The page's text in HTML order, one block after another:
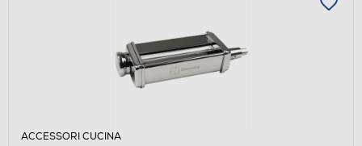
ACCESSORI CUCINA